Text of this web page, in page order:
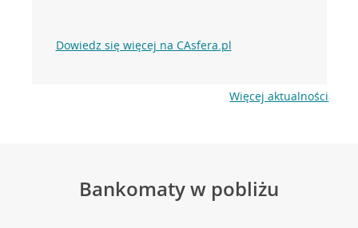
Dowiedz się więcej na CAsfera.pl
Więcej aktualności
Bankomaty w pobliżu